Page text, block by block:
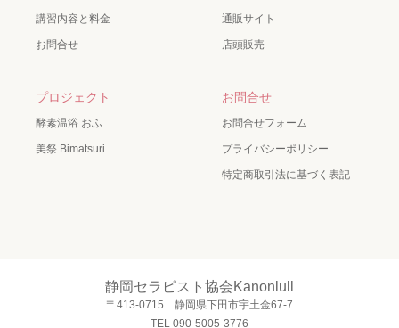
講習内容と料金
お問合せ
通販サイト
店頭販売
プロジェクト
酵素温浴 おふ
美祭 Bimatsuri
お問合せ
お問合せフォーム
プライバシーポリシー
特定商取引法に基づく表記
静岡セラピスト協会Kanonlull
〒413-0715 静岡県下田市宇土金67-7
TEL 090-5005-3776